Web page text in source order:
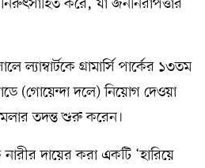
ল্যাম্বার্টকে গ্রামার্সি পার্কের ১৩তম
(গোয়েন্দা দলে) নিয়োগ দেওয়া
তদন্ত শুরু করেন।
দায়ের করা একটি ‘হারিয়ে